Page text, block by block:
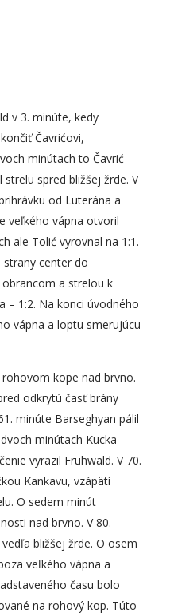
v 3. minúte, kedy
Čavrićovi,
minútach to Čavrić
spred bližšej žrde. V
od Luterána a
veľkého vápna otvoril
ale Tolić vyrovnal na 1:1.
strany center do
a strelou k
– 1:2. Na konci úvodného
vápna a loptu smerujúcu
kope nad brvno.
odkrytú časť brány
minúte Barseghyan pálil
minútach Kucka
vyrazil Frühwald. V 70.
Kankavu, vzápätí
O sedem minút
nad brvno. V 80.
bližšej žrde. O osem
veľkého vápna a
času bolo
na rohový kop. Túto